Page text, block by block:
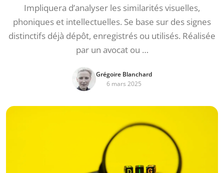
Impliquera d’analyser les similarités visuelles,
phoniques et intellectuelles. Se base sur des signes
distinctifs déjà dépôt, enregistrés ou utilisés. Réalisée
par un avocat ou …
Grégoire Blanchard
6 mars 2025